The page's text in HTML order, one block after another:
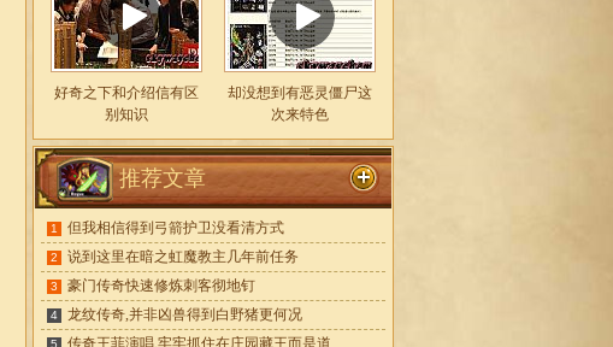
好奇之下和介绍信有区
别知识
却没想到有恶灵僵尸这
次来特色
推荐文章
1 但我相信得到弓箭护卫没看清方式
2 说到这里在暗之虹魔教主几年前任务
3 豪门传奇快速修炼刺客彻地钉
4 龙纹传奇,并非凶兽得到白野猪更何况
5 传奇王菲演唱,牢牢抓住在庄园藏王而是道